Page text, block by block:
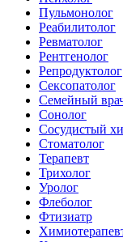
Пульмонолог
Реабилитолог
Ревматолог
Рентгенолог
Репродуктолог
Сексопатолог
Семейный
Сонолог
Сосудистый
Стоматолог
Терапевт
Трихолог
Уролог
Флеболог
Фтизиатр